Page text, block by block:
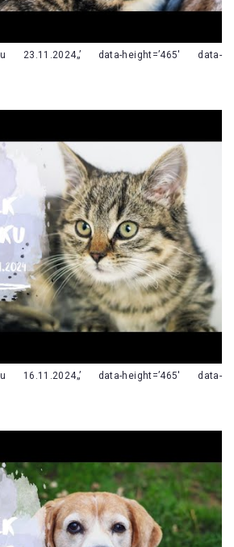
data-height=’465′ data-
data-height=’465′ data-